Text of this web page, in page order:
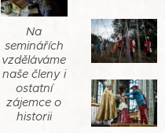
Na
seminářích
vzděláváme
naše členy i
ostatní
zájemce o
historii